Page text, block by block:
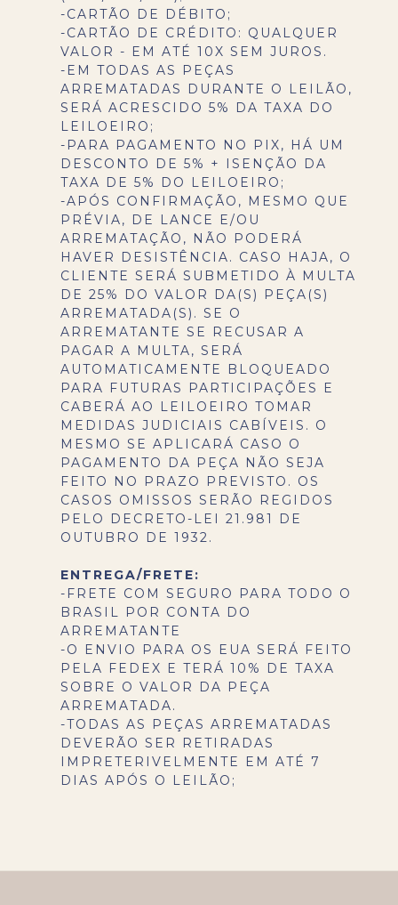
-CARTÃO DE DÉBITO;
-CARTÃO DE CRÉDITO: QUALQUER
VALOR - EM ATÉ 10X SEM JUROS.
-EM TODAS AS PEÇAS
ARREMATADAS DURANTE O LEILÃO,
SERÁ ACRESCIDO 5% DA TAXA DO
LEILOEIRO;
-PARA PAGAMENTO NO PIX, HÁ UM
DESCONTO DE 5% + ISENÇÃO DA
TAXA DE 5% DO LEILOEIRO;
-APÓS CONFIRMAÇÃO, MESMO QUE
PRÉVIA, DE LANCE E/OU
ARREMATAÇÃO, NÃO PODERÁ
HAVER DESISTÊNCIA. CASO HAJA, O
CLIENTE SERÁ SUBMETIDO À MULTA
DE 25% DO VALOR DA(S) PEÇA(S)
ARREMATADA(S). SE O
ARREMATANTE SE RECUSAR A
PAGAR A MULTA, SERÁ
AUTOMATICAMENTE BLOQUEADO
PARA FUTURAS PARTICIPAÇÕES E
CABERÁ AO LEILOEIRO TOMAR
MEDIDAS JUDICIAIS CABÍVEIS. O
MESMO SE APLICARÁ CASO O
PAGAMENTO DA PEÇA NÃO SEJA
FEITO NO PRAZO PREVISTO. OS
CASOS OMISSOS SERÃO REGIDOS
PELO DECRETO-LEI 21.981 DE
OUTUBRO DE 1932.
ENTREGA/FRETE:
-FRETE COM SEGURO PARA TODO O
BRASIL POR CONTA DO
ARREMATANTE
-O ENVIO PARA OS EUA SERÁ FEITO
PELA FEDEX E TERÁ 10% DE TAXA
SOBRE O VALOR DA PEÇA
ARREMATADA.
-TODAS AS PEÇAS ARREMATADAS
DEVERÃO SER RETIRADAS
IMPRETERIVELMENTE EM ATÉ 7
DIAS APÓS O LEILÃO;